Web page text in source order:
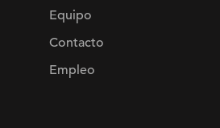
Equipo
Contacto
Empleo